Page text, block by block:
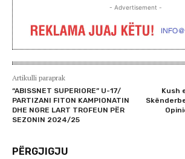
- Advertisement -
Artikulli paraprak
“ABISSNET SUPERIORE” U-17/
PARTIZANI FITON KAMPIONATIN
DHE NGRE LART TROFEUN PËR
SEZONIN 2024/25
Kush
PËRGJIGJU